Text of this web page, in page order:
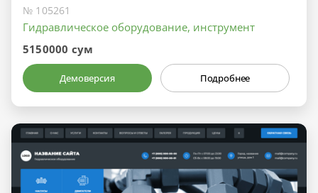
№ 105261
Гидравлическое оборудование, инструмент
5150000 сум
Демоверсия Подробнее